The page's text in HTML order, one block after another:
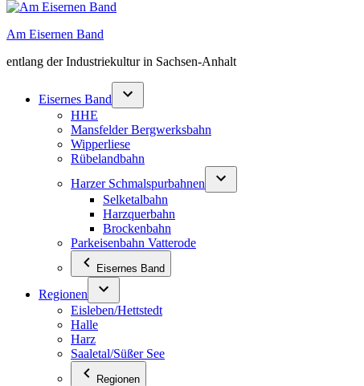
Am Eisernen Band
entlang der Industriekultur in Sachsen-Anhalt
Eisernes Band
HHE
Mansfelder Bergwerksbahn
Wipperliese
Rübelandbahn
Harzer Schmalspurbahnen
Selketalbahn
Harzquerbahn
Brockenbahn
Parkeisenbahn Vatterode
Eisernes Band
Regionen
Eisleben/Hettstedt
Halle
Harz
Saaletal/Süßer See
Regionen